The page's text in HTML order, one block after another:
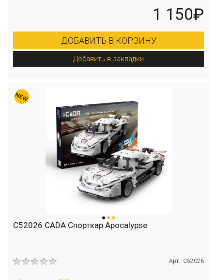
1 150₽
ДОБАВИТЬ В КОРЗИНУ
Добавить в закладки
C52026 CADA Спорткар Apocalypse
Арт.: C52026